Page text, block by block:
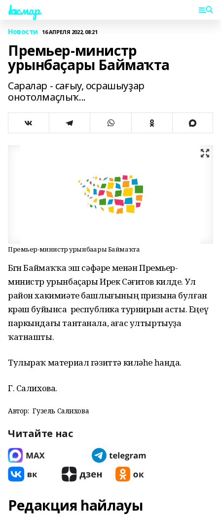
Һаҡмар
Новости 16 АПРЕЛЯ 2022, 08:21
Премьер-министр
урынбаҫары Баймаҡта
Саралар - сағыу, осрашыуҙар
онотолмаҫлыҡ...
Премьер-министр урынбаҫары Баймаҡта
Бөгөн Баймаҡҡа эш сәфәре менән Премьер-
министр урынбаҫары Ирек Сәғитов килде. Ул
район хакимиәте башлығының призына булған
көрәш буйынса республика турнирын асты. Еңеү
паркындағы тантанала, ағас ултыртыуҙа
ҡатнашты.
Тулыраҡ материал гәзиттә киләһе һанда.
Г. Салихова.
Автор: Гузель Салихова
Читайте нас
Редакция һайлауы